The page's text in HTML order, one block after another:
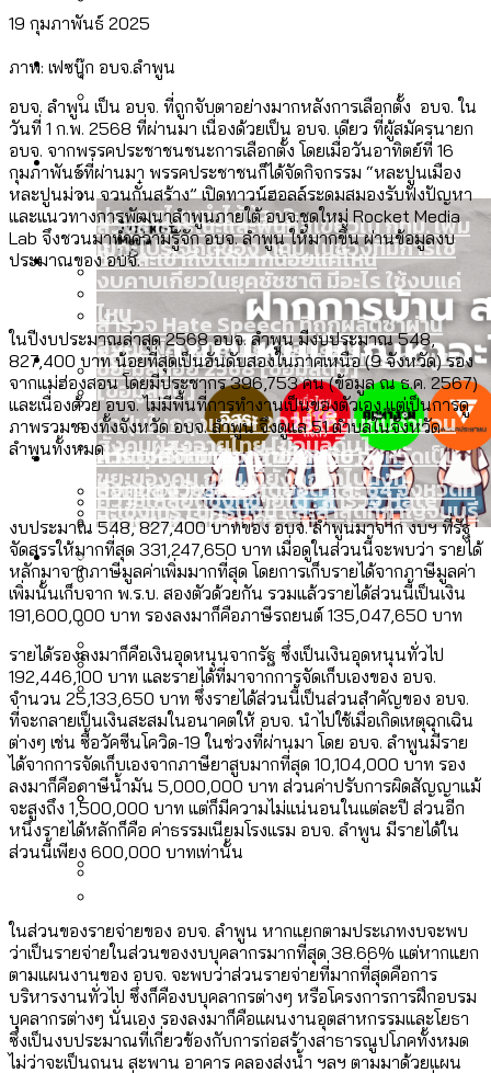
โดยเขตจตุจักรสูงสุด
เมื่อแยกท่องเที่ยวออกจากกีฬา กระทรวง
ใหม่จะมีงบฯ ประมาณเท่าไร
สมุดจดการบ้าน ส.ก. 2569 : แต่ละเขตมี
ปัญหาอะไรที่ ส.ก. ต้องทำการบ้าน
Vote62 ขอบคุณประชาชนที่ร่วม
สังเกตการณ์การเลือกตั้งชวนคุยกันถึงบท
เรียนที่เราได้รับจากเลือกตั้ง กรุงเทพฯ –
พัทยา
กทม. มีอำนาจแค่ไหน ในการแก้ปัญหาให้คน
ที่อาศัยอยู่ในกรุงเทพฯ
สำรวจเหตุไฟไหม้ในกรุงเทพฯ ส่วนใหญ่มา
จากไฟฟ้าลัดวงจร เขตจตุจักรเกิดไฟฟ้า
ลัดวงจรมากที่สุด
สวนสาธารณะและพื้นที่สีเขียวใน กทม. เพิ่ม
ขึ้นและเข้าถึงได้มากน้อยแค่ไหน
ขยะมูลฝอย 2568 [ข้อมูลดิบ]
ขยะของคน กทม. ที่ยังถูกนำไปทิ้งที่
ฉะเชิงเทรา นครปฐม และล่าสุดที่กาญจนบุรี
งบระบายน้ำ-ป้องกันน้ำท่วม 4 ปี (2566-
2569) ของ กทม. ในยุคชัชชาติ ลงเขตไหน
ทำอะไรบ้าง
Culture
โลกใบเดียว สิทธิไม่เท่ากัน: กฎหมายการ
รับรองเพศของ Transgender ทั่วโลก
ประเทศไหนทำได้บ้าง?
สำรวจ Hate Speech ที่ถูกผลิตซ้ำผ่าน
วิดีโอ AI ในช่วงความขัดแย้งไทย-กัมพูชา
[ข้อมูลดิบ]
ความเกลียดชังที่ขายได้ : สำรวจ Hate
Speech ที่ถูกผลิตซ้ำผ่านวิดีโอ AI ในช่วง
ความขัดแย้งไทย-กัมพูชา
กรุงเทพฯ เมืองคอนเสิร์ต : สำรวจ
คอนเสิร์ตและแฟนมีตติ้งในไทยจำนวน 526
งาน ตั้งแต่ปี 2023-2024
ปีนกำแพงส่องซีรีส์จีน: จีนส่งออกภาพ
Economy
เมกะโปรเจ็กต์ของ กทม. ในช่วงที่มีการใช้
งบคาบเกี่ยวในยุคชัชชาติ มีอะไร ใช้งบแค่
ไหน
ค่าฝุ่นในกรุงเทพฯ 2025 เทียบกับจำนวน
ควันบุหรี่ที่เข้าปอด [ข้อมูลดิบ]
สำรวจเศรษฐกิจในกรุงเทพฯ ผ่าน
Bangkok Index 2025
สำรวจงบประมาณรายเขตในกรุงเทพฯ
ผ่าน Bangkok Index 2025
สำรวจรายได้จากการจัดเก็บภาษีใน
Future
สังคมผู้สูงอายุไทย [ข้อมูลดิบ]
สำรวจสังคมผู้สูงอายุไทย : 6 จังหวัดเป็น
สังคมสูงวัยระดับสุดยอด และ 64 จังหวัดที่
ตายมากกว่าเกิด
กรุงเทพฯ เมืองสังคมผู้สูงอายุ [ข้อมูลดิบ]
กรุงเทพฯ เมืองสังคมผู้สูงอายุ : 36 เขตมี
คนตายมากกว่าคนเกิด 18 เขตเป็นสังคมผู้
สูงอายุระดับสุดยอด
Bangkok Index 2025 : อันดับความน่าอยู่
ของ 50 เขตในกรุงเทพฯ
Database
สังคมผู้สูงอายุไทย [ข้อมูลดิบ]
สำรวจเหตุไฟไหม้ในกรุงเทพฯ 2568
[ข้อมูลดิบ]
คำนำหน้านามและกฎหมายสมรสเท่าเทียม
[ข้อมูลดิบ]
กรุงเทพฯ เมืองสังคมผู้สูงอายุ [ข้อมูลดิบ]
สวนสาธารณะและพื้นที่สีเขียวใน กทม.
[ข้อมูลดิบ]
Project
Bangkok Index
Bangkok Index 2022
DEMO Thailand
About Us
19 กุมภาพันธ์ 2025
ภาพ: เฟซบุ๊ก อบจ.ลำพูน
อบจ. ลำพูน เป็น อบจ. ที่ถูกจับตาอย่างมากหลังการเลือกตั้ง อบจ. ใน
วันที่ 1 ก.พ. 2568 ที่ผ่านมา เนื่องด้วยเป็น อบจ. เดียว ที่ผู้สมัครนายก
อบจ. จากพรรคประชาชนชนะการเลือกตั้ง โดยเมื่อวันอาทิตย์ที่ 16
กุมภาพันธ์ที่ผ่านมา พรรคประชาชนก็ได้จัดกิจกรรม “หละปูนเมือง
หละปูนม่วน จวนกั๋นสร้าง” เปิดทาวน์ฮอลล์ระดมสมองรับฟังปัญหา
และแนวทางการพัฒนาลำพูนภายใต้ อบจ.ชุดใหม่ Rocket Media
Lab จึงชวนมาทำความรู้จัก อบจ. ลำพูน ให้มากขึ้น ผ่านข้อมูลงบ
ประมาณของ อบจ.
ในปีงบประมาณล่าสุด 2568 อบจ. ลำพูน มีงบประมาณ 548,
827,400 บาท น้อยที่สุดเป็นอันดับสองในภาคเหนือ (9 จังหวัด) รอง
จากแม่ฮ่องสอน โดยมีประชากร 396,753 คน (ข้อมูล ณ ธ.ค. 2567)
และเนื่องด้วย อบจ. ไม่มีพื้นที่การทำงานเป็นของตัวเอง แต่เป็นการดู
ภาพรวมของทั้งจังหวัด อบจ. ลำพูน จึงดูแล 51 ตำบลในจังหวัด
ลำพูนทั้งหมด
งบประมาณ 548, 827,400 บาทของ อบจ. ลำพูนมาจาก งบฯ ที่รัฐ
จัดสรรให้มากที่สุด 331,247,650 บาท เมื่อดูในส่วนนี้จะพบว่า รายได้
หลักมาจากภาษีมูลค่าเพิ่มมากที่สุด โดยการเก็บรายได้จากภาษีมูลค่า
เพิ่มนั้นเก็บจาก พ.ร.บ. สองตัวด้วยกัน รวมแล้วรายได้ส่วนนี้เป็นเงิน
191,600,000 บาท รองลงมาก็คือภาษีรถยนต์ 135,047,650 บาท
รายได้รองลงมาก็คือเงินอุดหนุนจากรัฐ ซึ่งเป็นเงินอุดหนุนทั่วไป
192,446,100 บาท และรายได้ที่มาจากการจัดเก็บเองของ อบจ.
จำนวน 25,133,650 บาท ซึ่งรายได้ส่วนนี้เป็นส่วนสำคัญของ อบจ.
ที่จะกลายเป็นเงินสะสมในอนาคตให้ อบจ. นำไปใช้เมื่อเกิดเหตุฉุกเฉิน
ต่างๆ เช่น ซื้อวัคซีนโควิด-19 ในช่วงที่ผ่านมา โดย อบจ. ลำพูนมีราย
ได้จากการจัดเก็บเองจากภาษียาสูบมากที่สุด 10,104,000 บาท รอง
ลงมาก็คือภาษีน้ำมัน 5,000,000 บาท ส่วนค่าปรับการผิดสัญญาแม้
จะสูงถึง 1,500,000 บาท แต่ก็มีความไม่แน่นอนในแต่ละปี ส่วนอีก
หนึ่งรายได้หลักก็คือ ค่าธรรมเนียมโรงแรม อบจ. ลำพูน มีรายได้ใน
ส่วนนี้เพียง 600,000 บาทเท่านั้น
ในส่วนของรายจ่ายของ อบจ. ลำพูน หากแยกตามประเภทงบจะพบ
ว่าเป็นรายจ่ายในส่วนของงบบุคลากรมากที่สุด 38.66% แต่หากแยก
ตามแผนงานของ อบจ. จะพบว่าส่วนรายจ่ายที่มากที่สุดคือการ
บริหารงานทั่วไป ซึ่งก็คืองบบุคลากรต่างๆ หรือโครงการการฝึกอบรม
บุคลากรต่างๆ นั่นเอง รองลงมาก็คือแผนงานอุตสาหกรรมและโยธา
ซึ่งเป็นงบประมาณที่เกี่ยวข้องกับการก่อสร้างสาธารณูปโภคทั้งหมด
ไม่ว่าจะเป็นถนน สะพาน อาคาร คลองส่งน้ำ ฯลฯ ตามมาด้วยแผน